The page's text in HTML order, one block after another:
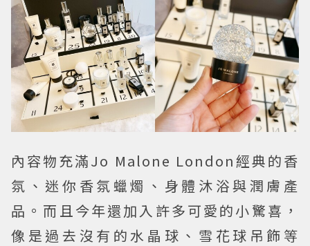
內容物充滿Jo Malone London經典的香
氛、迷你香氛蠟燭、身體沐浴與潤膚產
品。而且今年還加入許多可愛的小驚喜，
像是過去沒有的水晶球、雪花球吊飾等